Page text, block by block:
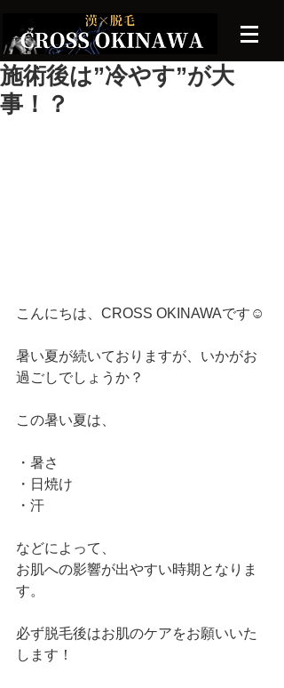
施術後は”冷やす”が大
事！？
こんにちは、CROSS OKINAWAです☺️
暑い夏が続いておりますが、いかがお
過ごしでしょうか？
この暑い夏は、
・暑さ
・日焼け
・汗
などによって、
お肌への影響が出やすい時期となりま
す。
必ず脱毛後はお肌のケアをお願いいた
します！